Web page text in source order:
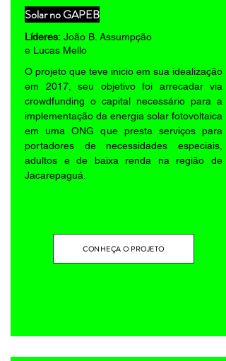
Solar no GAPEB
Líderes: João B. Assumpção
e Lucas Mello
O projeto que teve inicio em sua idealização
em 2017, seu objetivo foi arrecadar via
crowdfunding o capital necessário para a
implementação da energia solar fotovoltaica
em uma ONG que presta serviços para
portadores de necessidades especiais,
adultos e de baixa renda na região de
Jacarepaguá.
CONHEÇA O PROJETO